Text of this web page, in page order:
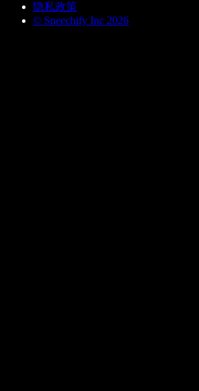
隐私政策
© Speechify Inc 2026